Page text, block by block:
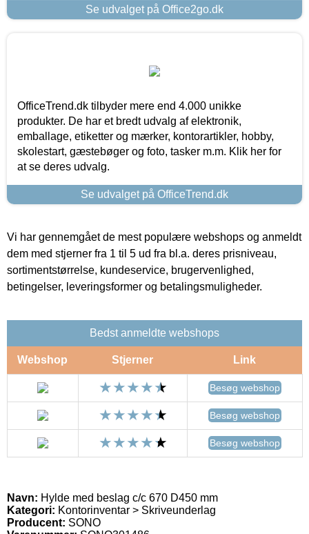
Se udvalget på Office2go.dk
OfficeTrend.dk tilbyder mere end 4.000 unikke
produkter. De har et bredt udvalg af elektronik,
emballage, etiketter og mærker, kontorartikler, hobby,
skolestart, gæstebøger og foto, tasker m.m. Klik her for
at se deres udvalg.
Se udvalget på OfficeTrend.dk
Vi har gennemgået de mest populære webshops og anmeldt
dem med stjerner fra 1 til 5 ud fra bl.a. deres prisniveau,
sortimentstørrelse, kundeservice, brugervenlighed,
betingelser, leveringsformer og betalingsmuligheder.
Bedst anmeldte webshops
Webshop Stjerner Link
Besøg webshop
Besøg webshop
Besøg webshop
Navn: Hylde med beslag c/c 670 D450 mm
Kategori: Kontorinventar > Skriveunderlag
Producent: SONO